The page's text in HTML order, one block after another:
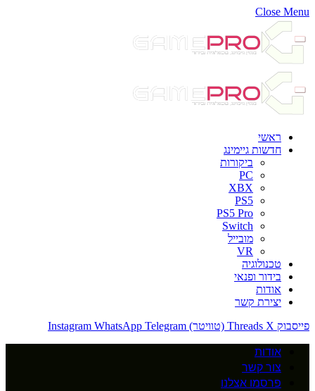
Close Menu
ראשי
חדשות גיימינג
ביקורות
PC
XBX
PS5
PS5 Pro
Switch
מובייל
VR
טכנולוגיה
בידור ופנאי
אודות
יצירת קשר
פייסבוק
Threads X (טוויטר) Instagram WhatsApp Telegram
אודות
צור קשר
פרסמו אצלנו